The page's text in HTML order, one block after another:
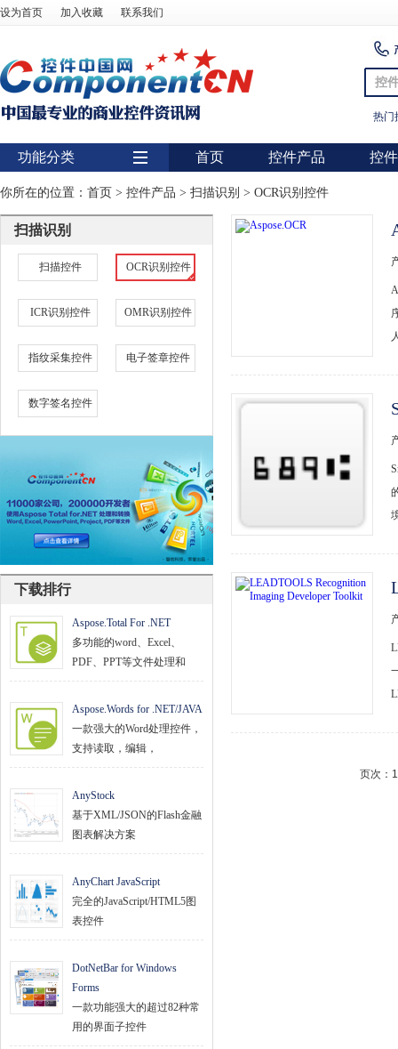
设为首页 加入收藏 联系我们
控
热门
功能分类
用户界面
报表
图表
扫描识别
数据库
条形码
项目管理与业务逻辑
网络通讯
程序安全
开发测试与优化
智能设备开发
首页 控件产品 控
你所在的位置： 首页 > 控件产品 > 扫描识别 > OCR识别控件
扫描识别
扫描控件 OCR识别控件
ICR识别控件 OMR识别控件
指纹采集控件 电子签章控件
数字签名控件
下载排行
Aspose.Total For .NET
多功能的word、Excel、
PDF、PPT等文件处理和
Aspose.Words for .NET/JAVA
一款强大的Word处理控件，
支持读取，编辑，
AnyStock
基于XML/JSON的Flash金融
图表解决方案
AnyChart JavaScript
完全的JavaScript/HTML5图
表控件
DotNetBar for Windows
Forms
一款功能强大的超过82种常
用的界面子控件
页次：